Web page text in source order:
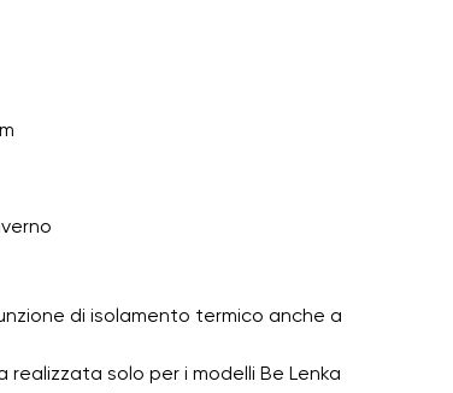
di isolamento termico anche a
realizzata solo per i modelli Be Lenka